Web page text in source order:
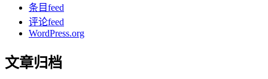
条目feed
评论feed
WordPress.org
文章归档